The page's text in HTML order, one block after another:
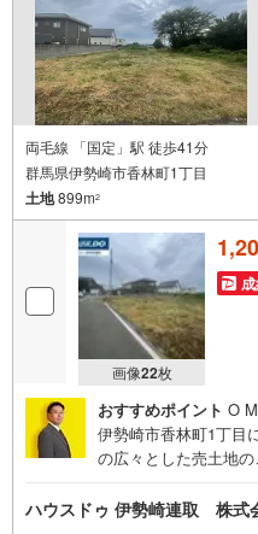
もしくは当社を含め
ウス・ディベロップメ
両毛線 「国定」駅 徒歩41分
群馬県伊勢崎市香林町1丁目
土地899m2
画像22枚
おすすめポイント O M
伊勢崎市香林町1丁目
の広々とした売土地
ア、憧れの平屋住宅な
ハウスドゥ 伊勢崎連取 株式